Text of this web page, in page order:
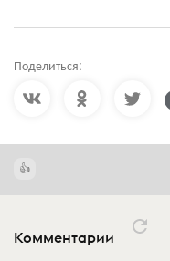
Поделиться:
Комментарии